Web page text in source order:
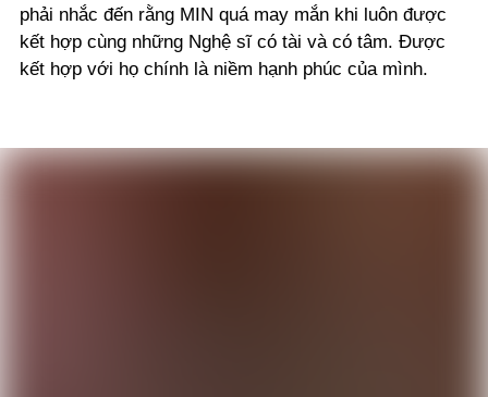
phải nhắc đến rằng MIN quá may mắn khi luôn được
kết hợp cùng những Nghệ sĩ có tài và có tâm. Được
kết hợp với họ chính là niềm hạnh phúc của mình.